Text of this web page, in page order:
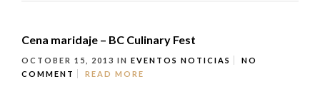
Cena maridaje – BC Culinary Fest
OCTOBER 15, 2013 IN EVENTOS NOTICIAS
NO
COMMENT
READ MORE